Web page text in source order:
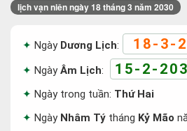
lịch vạn niên ngày 18 tháng 3 năm 2030
Ngày Dương Lịch: 18-3-
NgàyÂm Lịch: 15-2-
Ngày trong tuần: Thứ Hai
Ngày Nhâm Tý tháng Kỷ Mão